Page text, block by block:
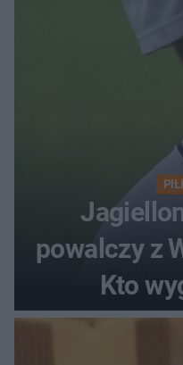
powalczy z
Kto